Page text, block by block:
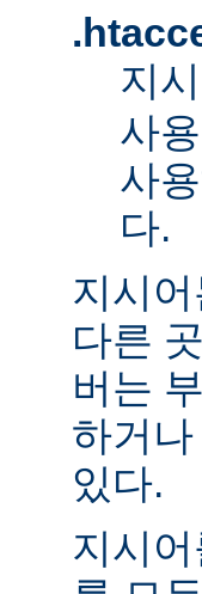
지
사
사
다.
지시
다른
버는
하거
있다.
지시